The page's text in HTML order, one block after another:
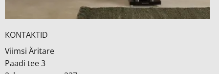
KONTAKTID
Viimsi Äritare
Paadi tee 3